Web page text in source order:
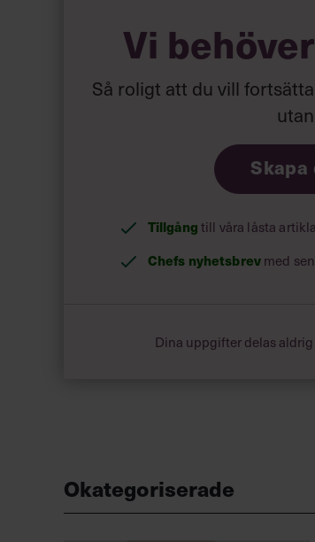
Vi
Så roligt att du vill
Tillgångtill våra låsta
Chefs nyhetsbrevmed
Dina uppgifter delas
Okategoriserade